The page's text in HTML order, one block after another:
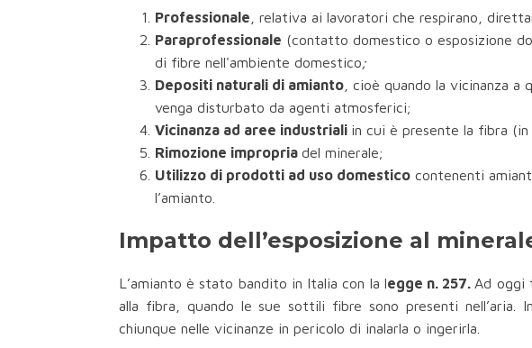
Professionale , relativa ai lavoratori che respirano,
Paraprofessionale (contatto domestico o esposizione
di fibre nell'ambiente domestico;
Depositi naturali di amianto , cioè quando la vicinanza
venga disturbato da agenti atmosferici;
Vicinanza ad aree industriali in cui è presente la fibra
Rimozione impropria del minerale;
Utilizzo di prodotti ad uso domestico contenenti
l’amianto.
Impatto dell’esposizione al
L’amianto è stato bandito in Italia con la legge n. 257. Ad oggi
alla fibra, quando le sue sottili fibre sono presenti nell’aria.
chiunque nelle vicinanze in pericolo di inalarla o ingerirla.